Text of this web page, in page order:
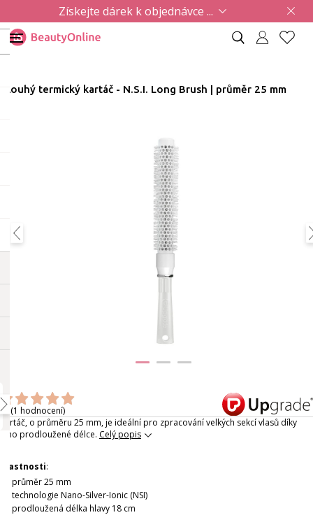
Získejte dárek k objednávce ...
Dlouhý termický kartáč - N.S.I. Long Brush | průměr 25 mm
(1 hodnocení)
Kartáč, o průměru 25 mm, je ideální pro zpracování velkých sekcí vlasů díky
jeho prodloužené délce. Celý popis
Vlastnosti:
průměr 25 mm
technologie Nano-Silver-Ionic (NSI)
prodloužená délka hlavy 18 cm